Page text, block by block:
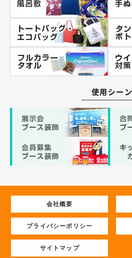
使用シーン
会社概要
プライバシーポリシー
サイトマップ